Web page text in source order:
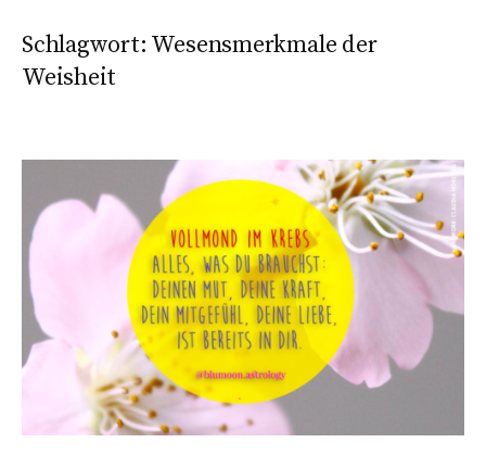
Schlagwort: Wesensmerkmale der
Weisheit